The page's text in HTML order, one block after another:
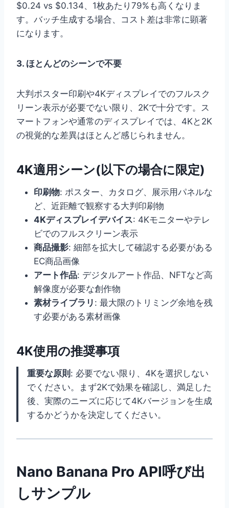
$0.24 vs $0.134、1枚あたり79%も高くなりま
す。バッチ生成する場合、コスト差は非常に顕著
になります。
3. ほとんどのシーンで不要
大判ポスター印刷や4Kディスプレイでのフルスク
リーン表示が必要でない限り、2Kで十分です。ス
マートフォンや通常のディスプレイでは、4Kと2K
の視覚的な差異はほとんど感じられません。
4K適用シーン(以下の場合に限定)
印刷物: ポスター、カタログ、展示用パネルな
ど、近距離で観察する大判印刷物
4Kディスプレイデバイス: 4Kモニターやテレ
ビでのフルスクリーン表示
商品撮影: 細部を拡大して確認する必要がある
EC商品画像
アート作品: デジタルアート作品、NFTなど高
解像度が必要な創作物
素材ライブラリ : 最大限のトリミング余地を残
す必要がある素材画像
4K使用の推奨事項
重要な原則 : 必要でない限り、4Kを選択しない
でください。まず2Kで効果を確認し、満足した
後、実際のニーズに応じて4Kバージョンを生成
するかどうかを決定してください。
Nano Banana Pro API呼び出
しサンプル